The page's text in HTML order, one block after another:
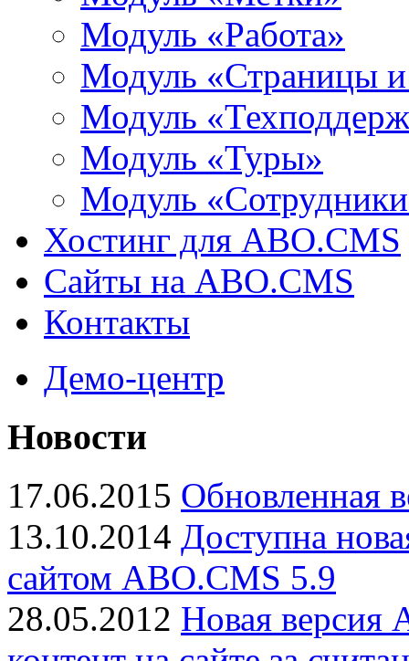
Модуль «Работа»
Модуль «Страницы и
Модуль
Модуль «Туры»
Модуль
Хостинг для ABO.CMS
Сайты на ABO.CMS
Контакты
Демо-центр
Новости
17.06.2015 Обновленная
13.10.2014 Доступна
сайтом ABO.CMS 5.9
28.05.2012 Новая версия